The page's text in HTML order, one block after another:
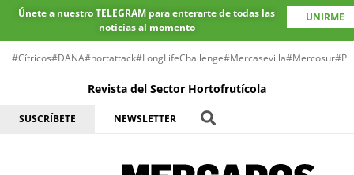
Únete a nuestro TELEGRAM para enterarte de todas las
noticias al momento
UNIRME
#Cítricos#DANA#hortattack#LongLifeChallenge#Mercasevilla#Mercosur
Revista del Sector Hortofrutícola
SUSCRÍBETE NEWSLETTER